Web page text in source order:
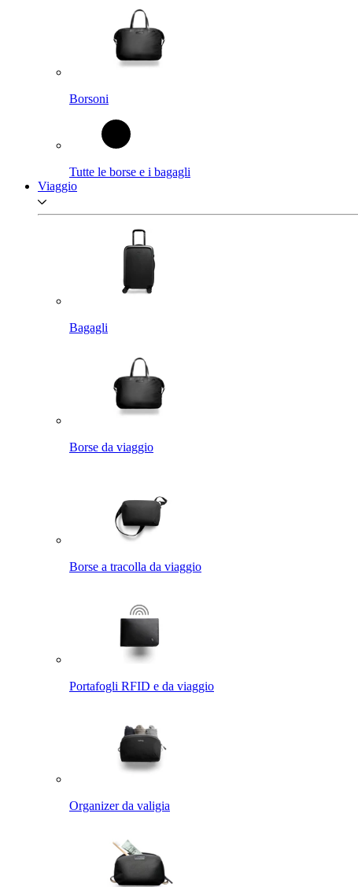
Borsoni
Tutte le borse e i bagagli
Viaggio
Bagagli
Borse da viaggio
Borse a tracolla da viaggio
Portafogli RFID e da viaggio
Organizer da valigia